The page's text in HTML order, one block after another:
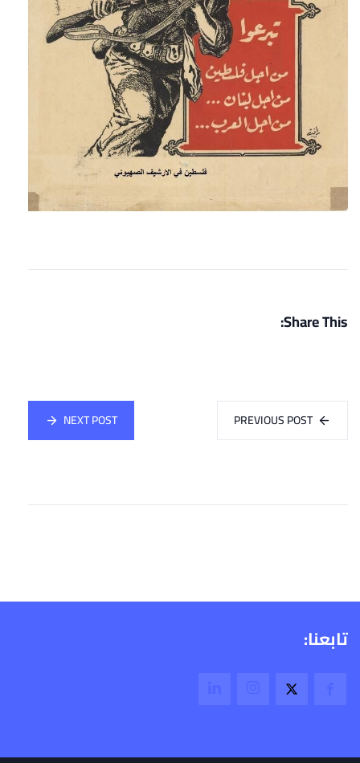
Share This:
PREVIOUS POST
NEXT POST
تابعنا: